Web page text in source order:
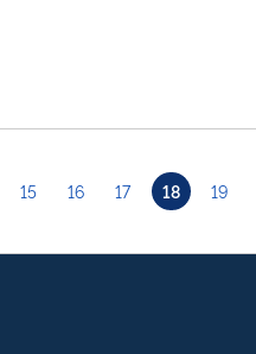
15 16 17 18 19